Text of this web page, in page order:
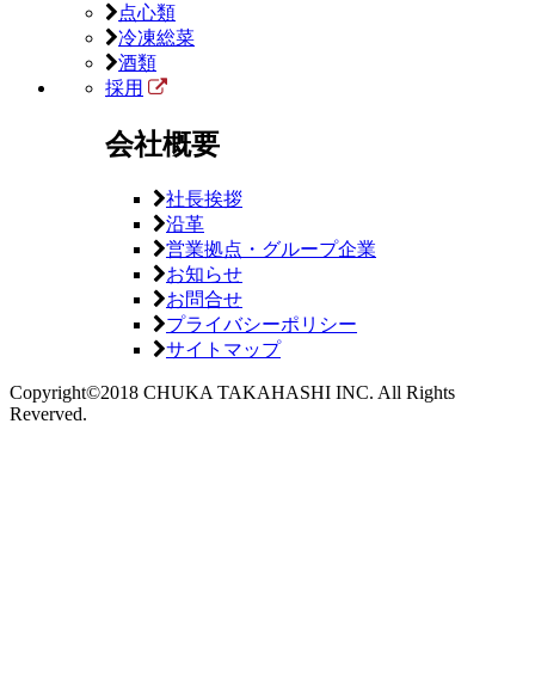
点心類
冷凍総菜
酒類
採用
会社概要
社長挨拶
沿革
営業拠点・グループ企業
お知らせ
お問合せ
プライバシーポリシー
サイトマップ
Copyright©2018 CHUKA TAKAHASHI INC. All Rights
Reverved.